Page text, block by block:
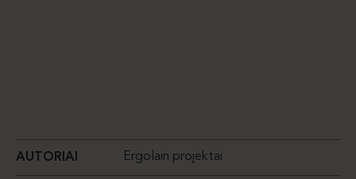
AUTORIAI Ergolain projektai